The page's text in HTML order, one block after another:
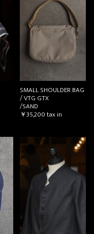
SMALL SHOULDER BAG
/ VTG GTX
/SAND
￥35,200tax in